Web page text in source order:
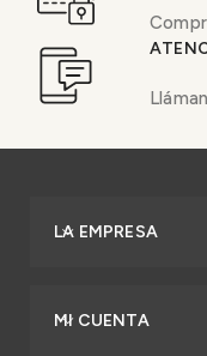
LA EMPRESA
MI CUENTA